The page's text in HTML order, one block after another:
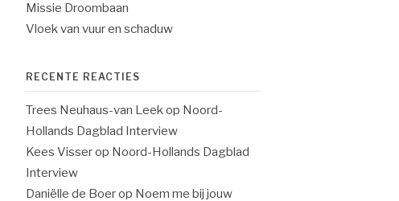
Missie Droombaan
Vloek van vuur en schaduw
RECENTE REACTIES
Trees Neuhaus-van Leekop Noord-
Hollands Dagblad Interview
Kees Visserop Noord-Hollands Dagblad
Interview
Daniëlle de Boerop Noem me bij jouw